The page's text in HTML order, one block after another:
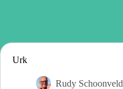
Urk
Rudy Schoonveld